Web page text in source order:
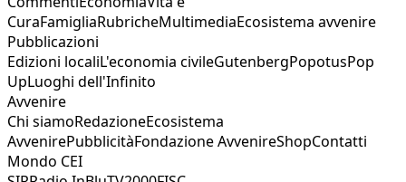
CuraFamigliaRubricheMultimediaEcosistema avvenire
Pubblicazioni
Edizioni localiL'economia civileGutenbergPopotusPop
UpLuoghi dell'Infinito
Avvenire
Chi siamoRedazioneEcosistema
AvvenirePubblicitàFondazione AvvenireShopContatti
Mondo CEI